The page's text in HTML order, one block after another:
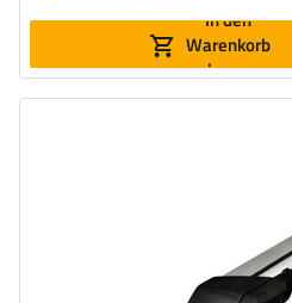
In den
Warenkorb
legen